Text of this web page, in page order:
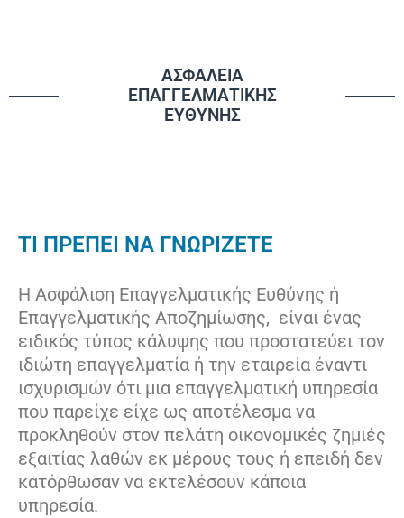
ΑΣΦΑΛΕΙΑ
ΕΠΑΓΓΕΛΜΑΤΙΚΗΣ
ΕΥΘΥΝΗΣ
ΤΙ ΠΡΕΠΕΙ ΝΑ ΓΝΩΡΙΖΕΤΕ
Η Ασφάλιση Επαγγελματικής Ευθύνης ή
Επαγγελματικής Αποζημίωσης, είναι ένας
ειδικός τύπος κάλυψης που προστατεύει τον
ιδιώτη επαγγελματία ή την εταιρεία έναντι
ισχυρισμών ότι μια επαγγελματική υπηρεσία
που παρείχε είχε ως αποτέλεσμα να
προκληθούν στον πελάτη οικονομικές ζημιές
εξαιτίας λαθών εκ μέρους τους ή επειδή δεν
κατόρθωσαν να εκτελέσουν κάποια
υπηρεσία.